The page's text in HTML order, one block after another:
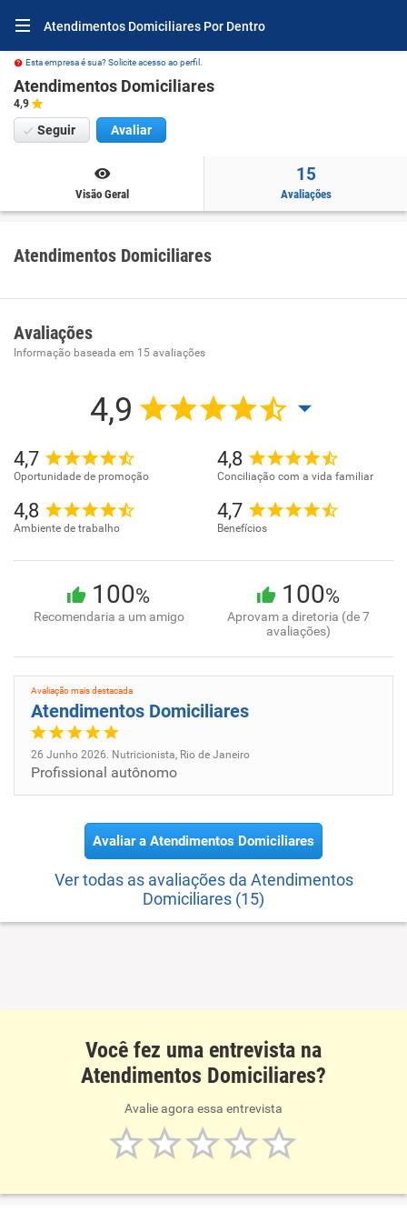
Atendimentos Domiciliares Por Dentro
Esta empresa é sua? Solicite acesso ao perfil.
Atendimentos Domiciliares
4,9
Seguir Avaliar
Visão Geral
15
Avaliações
Atendimentos Domiciliares
Avaliações
Informação baseada em 15 avaliações
4,9
4,7
Oportunidade de promoção
4,8
Conciliação com a vida familiar
4,8
Ambiente de trabalho
4,7
Benefícios
100%
Recomendaria a um amigo
100%
Aprovam a diretoria (de 7
avaliações)
Avaliação mais destacada
Atendimentos Domiciliares
26 Junho 2026. Nutricionista, Rio de Janeiro
Profissional autônomo
Avaliar a Atendimentos Domiciliares
Ver todas as avaliações da Atendimentos
Domiciliares (15)
Você fez uma entrevista na
Atendimentos Domiciliares?
Avalie agora essa entrevista